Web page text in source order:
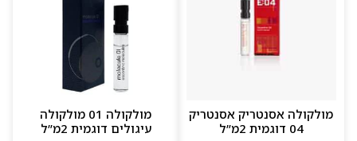
מולקולה אסנטריק אסנטריק
04 דוגמית 2מ”ל
מולקולה 01 מולקולה
עיגולים דוגמית 2מ”ל